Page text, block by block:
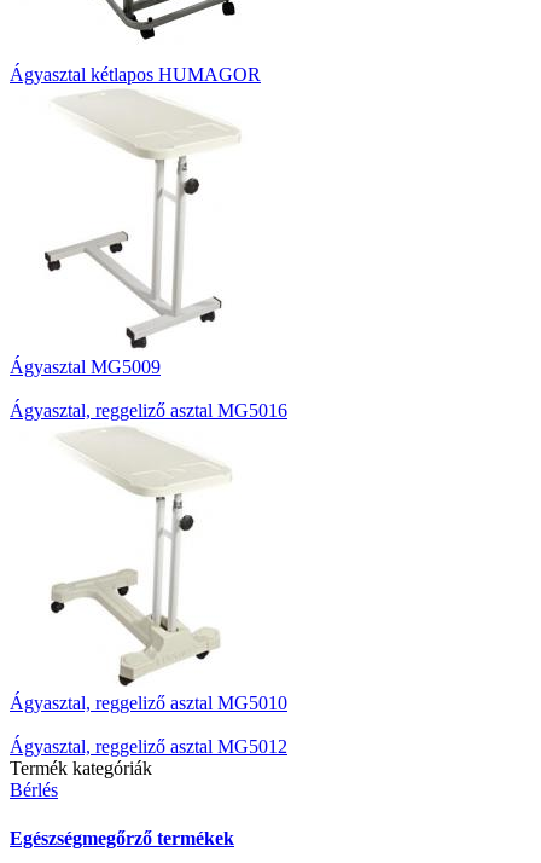
Ágyasztal kétlapos HUMAGOR
Ágyasztal MG5009
Ágyasztal, reggeliző asztal MG5016
Ágyasztal, reggeliző asztal MG5010
Ágyasztal, reggeliző asztal MG5012
Termék kategóriák
Bérlés
Egészségmegőrző termékek